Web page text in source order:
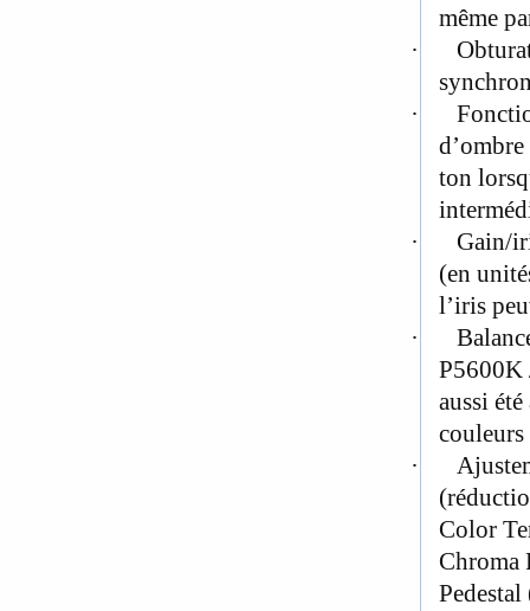
même
·
·
ton
·
Gain/
(en
l’iris
·
P5600K
aussi
couleurs
·
Color
Chroma